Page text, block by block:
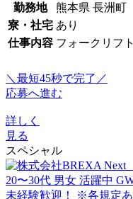
勤務地
熊本県 長洲町
寮・社宅 あり
仕事内容 フォークリフ
＼最短45秒で完了／
応募へ進む
詳しく
見る
スペシャル